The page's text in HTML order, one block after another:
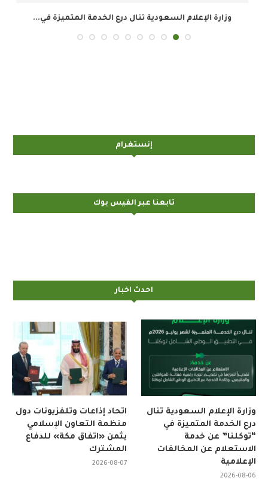
وزارة الإعلام السعودية تنال درع الخدمة المتميزة في...
إنستغرام
تابعنا عبر الفيس بوك
احدث اخبار
اتحاد إذاعات وتلفزيونات دول
منظمة التعاون الإسلامي
يثمن «اتفاق مكة» للدفاع
المشترك
2026-08-07
وزارة الإعلام السعودية تنال
درع الخدمة المتميزة في
“توكلنا” عن خدمة
الاستعلام عن المخالفات
الإعلامية
2026-08-06